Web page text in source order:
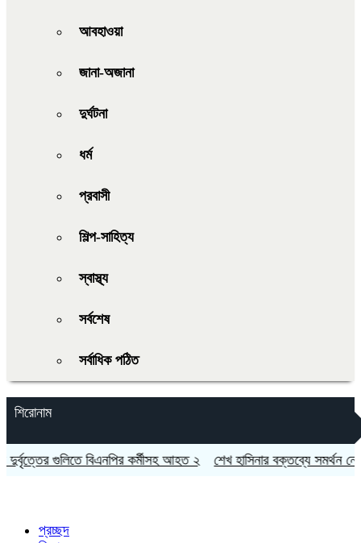
আবহাওয়া
জানা-অজানা
দুর্ঘটনা
ধর্ম
প্রবাসী
শিল্প-সাহিত্য
স্বাস্থ্য
সর্বশেষ
সর্বাধিক পঠিত
শিরোনাম
গুলিতে বিএনপির কর্মীসহ আহত ২ শেখ হাসিনার বক্তব্যে সমর্থন নেই
প্রচ্ছদ